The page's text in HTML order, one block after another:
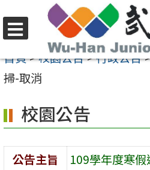
至
要
容
區
選
單
首頁>校園公告>行政公告
掃-取消
校園公告
公告主旨
109學年度寒